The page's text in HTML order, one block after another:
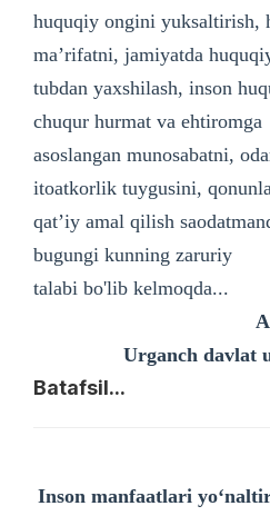
huquqiy ongini yuksaltirish,
ma’rifatni, jamiyatda
tubdan yaxshilash, inson
chuqur hurmat va ehtiromga
asoslangan munosabatni,
itoatkorlik tuygusini,
qat’iy amal qilish
bugungi kunning zaruriy
talabi bo'lib kelmoqda...
Urganch davlat
Batafsil...
Inson manfaatlari